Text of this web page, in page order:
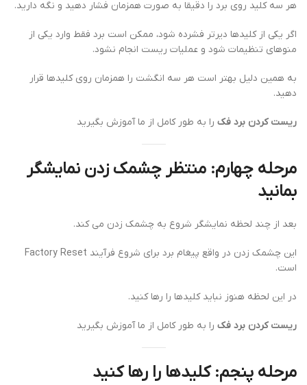
هر سه کلید روی برد را دقیقا به صورت همزمان فشار دهید و نگه دارید.
اگر یکی از کلیدها دیرتر فشرده شود، ممکن است برد فقط وارد یکی از
منوهای تنظیمات شود و عملیات ریست انجام نشود.
به همین دلیل بهتر است هر سه انگشت را همزمان روی کلیدها قرار
دهید.
ریست کردن برد فک را به طور کامل از ما آموزش بگیرید
مرحله چهارم: منتظر چشمک زدن نمایشگر
بمانید
بعد از چند لحظه نمایشگر شروع به چشمک زدن می کند.
این چشمک زدن در واقع پیغام برد برای شروع فرآیند Factory Reset
است.
در این لحظه هنوز نباید کلیدها را رها کنید.
ریست کردن برد فک را به طور کامل از ما آموزش بگیرید
مرحله پنجم: کلیدها را رها کنید